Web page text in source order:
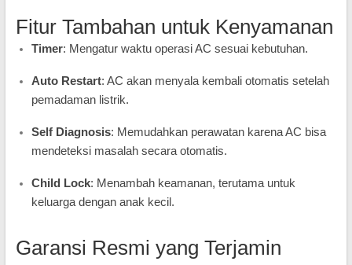
Fitur Tambahan untuk Kenyamanan
Timer: Mengatur waktu operasi AC sesuai kebutuhan.
Auto Restart: AC akan menyala kembali otomatis setelah
pemadaman listrik.
Self Diagnosis: Memudahkan perawatan karena AC bisa
mendeteksi masalah secara otomatis.
Child Lock: Menambah keamanan, terutama untuk
keluarga dengan anak kecil.
Garansi Resmi yang Terjamin